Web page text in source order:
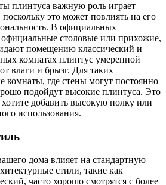
плинтуса важную роль играет
это может повлиять на его
В официальных
столовые или прихожие,
помещению классический и
комнатах плинтус умеренной
влаги и брызг. Для таких
комнаты, где стены могут постоянно
подойдут высокие плинтуса. Это
добавить высокую полку или
использования.
дома влияет на стандартную
стили, такие как
часто хорошо смотрятся с более